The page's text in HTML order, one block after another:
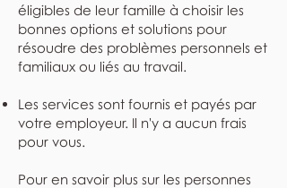
éligibles de leur famille à choisir les
bonnes options et solutions pour
résoudre des problèmes personnels et
familiaux ou liés au travail.
Les services sont fournis et payés par
votre employeur. Il n'y a aucun frais
pour vous.
Pour en savoir plus sur les personnes